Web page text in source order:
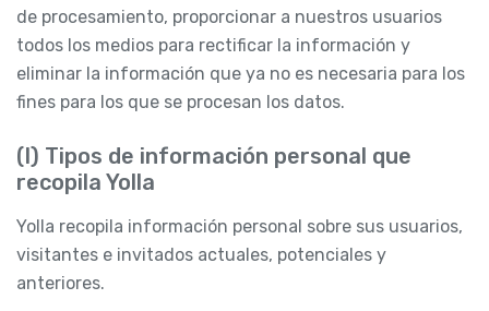
de procesamiento, proporcionar a nuestros usuarios
todos los medios para rectificar la información y
eliminar la información que ya no es necesaria para los
fines para los que se procesan los datos.
(I) Tipos de información personal que
recopila Yolla
Yolla recopila información personal sobre sus usuarios,
visitantes e invitados actuales, potenciales y
anteriores.